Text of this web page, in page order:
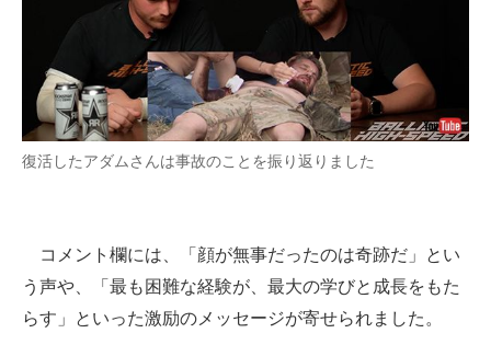
復活したアダムさんは事故のことを振り返りました
コメント欄には、「顔が無事だったのは奇跡だ」とい
う声や、「最も困難な経験が、最大の学びと成長をもた
らす」といった激励のメッセージが寄せられました。